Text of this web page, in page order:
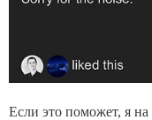
Если это поможет, я на